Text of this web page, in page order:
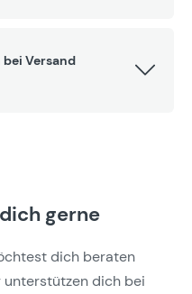
Versand
gerne
dich beraten
unterstützen dich bei